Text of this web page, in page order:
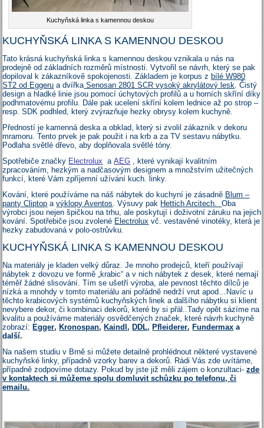
Kuchyňská linka s kamennou deskou
KUCHYŇSKÁ LINKA S KAMENNOU DESKOU
Tato krásná kuchyňská linka s kamennou deskou vznikala u nás na
prodejně od základních rozměrů místnosti. Vytvořil se návrh, který se pak
dopiloval k zákazníkově spokojenosti. Základem je korpus z bílé W980
ST2 od Eggeru a dvířka Senosan 2801 SCR vysoký akrylátový lesk . Čistý
design a hladké linie jsou pomocí úchytových profilů a u horních skříní díky
podhmatovému profilu. Dále pak ucelení skříní kolem lednice až po strop –
resp. SDK podhled, který zvýrazňuje hezky obrysy kolem kuchyně.
Předností je kamenná deska a obklad, který si zvolil zákazník v dekoru
mramoru. Tento prvek je pak použit i na krb a za TV sestavu nábytku.
Podlaha světlé dřevo, aby doplňovala světlé tóny.
Spotřebiče značky Electrolux aAEG , které vynikají kvalitním
zpracováním, hezkým a nadčasovým designem a množstvím užitečných
funkcí, které Vám zpříjemní užívání kuch. linky.
Kování, které používáme na náš nábytek do kuchyní je zásadně Blum –
panty Cliptop avýklopy Aventos . Výsuvy pak Hettich Arcitech.Oba
výrobci jsou nejen špičkou na trhu, ale poskytují i doživotní záruku na jejich
kování. Spotřebiče jsou zvolené Electrolux vč. vestavěné vinotéky, která je
hezky zabudovaná v polo-ostrůvku.
KUCHYŇSKÁ LINKA S KAMENNOU DESKOU
Na materiály je kladen velký důraz. Je mnoho prodejců, kteří používají
nábytek z dovozu ve formě „krabic“ a v nich nábytek z desek, které nemají
téměř žádné slisování. Tím se ušetří výroba, ale pevnost těchto dílců je
nízká a mnohdy v tomto materiálu ani pořádně nedrží vrut apod…Navíc u
těchto krabicových systémů kuchyňských linek a dalšího nábytku si klient
nevybere dekor, či kombinaci dekorů, které by si přál..Tady opět sázíme na
kvalitu a používáme materiály osvědčených značek, které návrh kuchyně
zobrazí: Egger, Kronospan, Kaindl, DDL, Pfleiderer, Fundermax a
další.
Na našem studiu v Brně si můžete detailně prohlédnout některé vystavené
kuchyňské linky, případně vzorky barev a dekorů. Rádi Vás zde uvítáme,
případně zodpovíme dotazy. Pokud by jste již měli zájem o konzultaci-zde
v kontaktech si můžeme spolu domluvit schůzku po telefonu, či
emailu.